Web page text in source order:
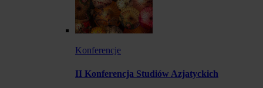
Konferencje
II Konferencja Studiów Azjatyckich